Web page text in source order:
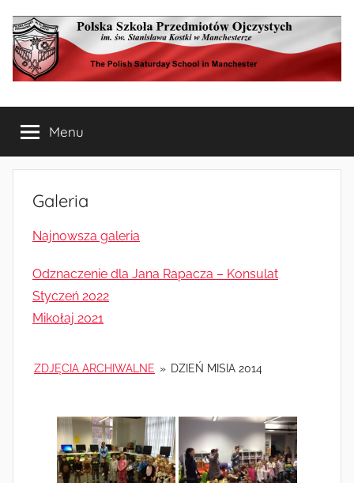
do
treści
Polska
Szkoła
Przedmiotów
Ojczystych
w
Manchesterze
Saturday
School
in
Manchester
Menu
Galeria
Najnowsza galeria
Odznaczenie dla Jana Rapacza – Konsulat
Styczeń 2022
Mikołaj 2021
ZDJĘCIA ARCHIWALNE » DZIEŃ MISIA 2014